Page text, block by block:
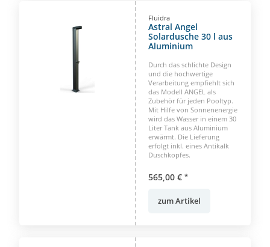
Fluidra
Astral Angel
Solardusche 30 l aus
Aluminium
Durch das schlichte Design
und die hochwertige
Verarbeitung empfiehlt sich
das Modell ANGEL als
Zubehör für jeden Pooltyp.
Mit Hilfe von Sonnenenergie
wird das Wasser in einem 30
Liter Tank aus Aluminium
erwärmt. Die Lieferung
erfolgt inkl. eines Antikalk
Duschkopfes.
565,00 € *
zum Artikel